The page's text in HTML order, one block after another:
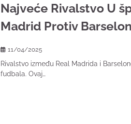
Najveće Rivalstvo U
Madrid Protiv
11/04/2025
Rivalstvo između Real Madrida i
fudbala. Ovaj…